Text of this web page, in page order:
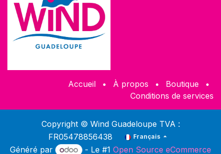
Accueil • À propos • Boutique
•
Conditions de services
Copyright © Wind Guadeloupe TVA :
FR05478856438
Français
Généré par - Le #1 Open Source eCommerce